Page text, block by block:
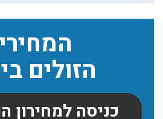
הזולים
כניסה למחירון